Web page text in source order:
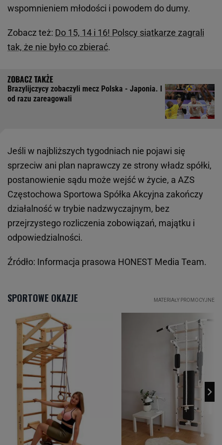
wspomnieniem młodości i powodem do dumy.
Zobacz też: Do 15, 14 i 16! Polscy siatkarze zagrali
tak, że nie było co zbierać.
Brazylijczycy zobaczyli mecz Polska - Japonia. I
od razu zareagowali
Jeśli w najbliższych tygodniach nie pojawi się
sprzeciw ani plan naprawczy ze strony władz spółki,
postanowienie sądu może wejść w życie, a AZS
Częstochowa Sportowa Spółka Akcyjna zakończy
działalność w trybie nadzwyczajnym, bez
przejrzystego rozliczenia zobowiązań, majątku i
odpowiedzialności.
Źródło: Informacja prasowa HONEST Media Team.